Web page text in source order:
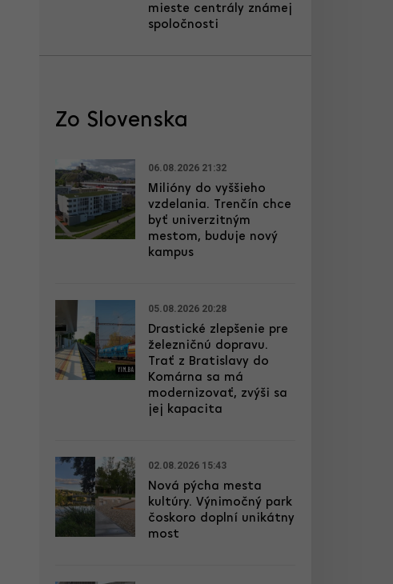
mieste centrály známej
spoločnosti
Zo Slovenska
06.08.2026 21:32
Milióny do vyššieho
vzdelania. Trenčín chce
byť univerzitným
mestom, buduje nový
kampus
05.08.2026 20:28
Drastické zlepšenie pre
železničnú dopravu.
Trať z Bratislavy do
Komárna sa má
modernizovať, zvýši sa
jej kapacita
02.08.2026 15:43
Nová pýcha mesta
kultúry. Výnimočný park
čoskoro doplní unikátny
most